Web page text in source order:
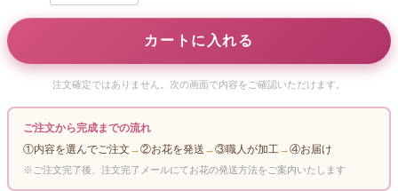
カートに入れる
注文確定ではありません。次の画面で内容をご確認いただけます。
ご注文から完成までの流れ
①内容を選んでご注文 →②お花を発送 →③職人が加工→④お届け
※ご注文完了後、注文完了メールにてお花の発送方法をご案内いたします